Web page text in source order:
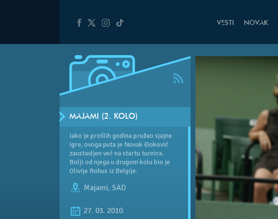
VESTI NOVAK
MAJAMI (2. KOLO)
Iako je prošlih godina pružao sjajne
igre, ovoga puta je Novak Đoković
zaustavljen već na startu turnira.
Bolji od njega u drugom kolu bio je
Olivije Rohus iz Belgije.
Majami, SAD
27. 03. 2010.